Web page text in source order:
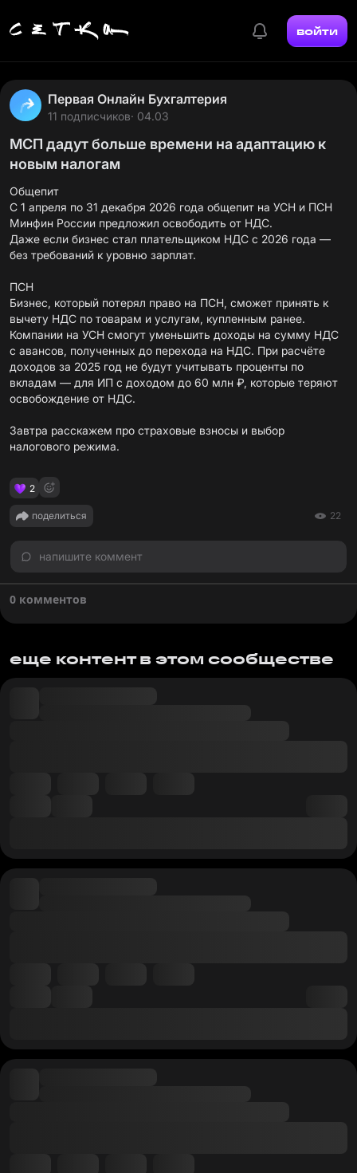
войти
Первая Онлайн Бухгалтерия
11 подписчиков· 04.03
МСП дадут больше времени на адаптацию к
новым налогам
Общепит
С 1 апреля по 31 декабря 2026 года общепит на УСН и ПСН
Минфин России предложил освободить от НДС.
Даже если бизнес стал плательщиком НДС с 2026 года —
без требований к уровню зарплат.
ПСН
Бизнес, который потерял право на ПСН, сможет принять к
вычету НДС по товарам и услугам, купленным ранее.
Компании на УСН смогут уменьшить доходы на сумму НДС
с авансов, полученных до перехода на НДС. При расчёте
доходов за 2025 год не будут учитывать проценты по
вкладам — для ИП с доходом до 60 млн ₽, которые теряют
освобождение от НДС.
Завтра расскажем про страховые взносы и выбор
налогового режима.
2
поделиться 22
напишите коммент
0 комментов
еще контент в этом сообществе